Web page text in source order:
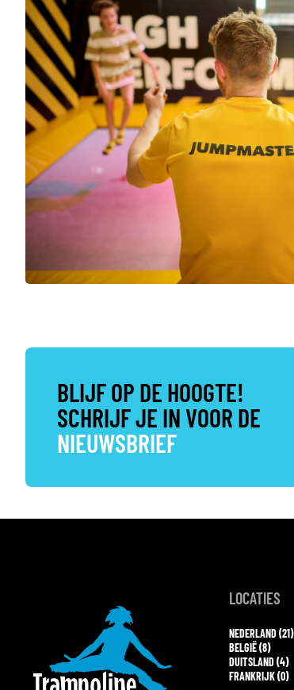
BLIJF OP DE HOOGTE!
SCHRIJF JE IN VOOR DE
NIEUWSBRIEF
LOCATIES
NEDERLAND (21)
BELGIË (8)
DUITSLAND (4)
FRANKRIJK (0)